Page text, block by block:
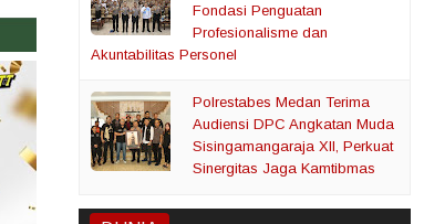
Fondasi Penguatan
Profesionalisme dan
Akuntabilitas Personel
Polrestabes Medan Terima
Audiensi DPC Angkatan Muda
Sisingamangaraja XII, Perkuat
Sinergitas Jaga Kamtibmas